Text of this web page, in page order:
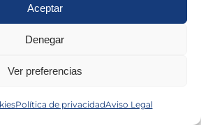
Aceptar
Denegar
Ver preferencias
Política de privacidadAviso Legal
|Aviso Legal
|Tarragona